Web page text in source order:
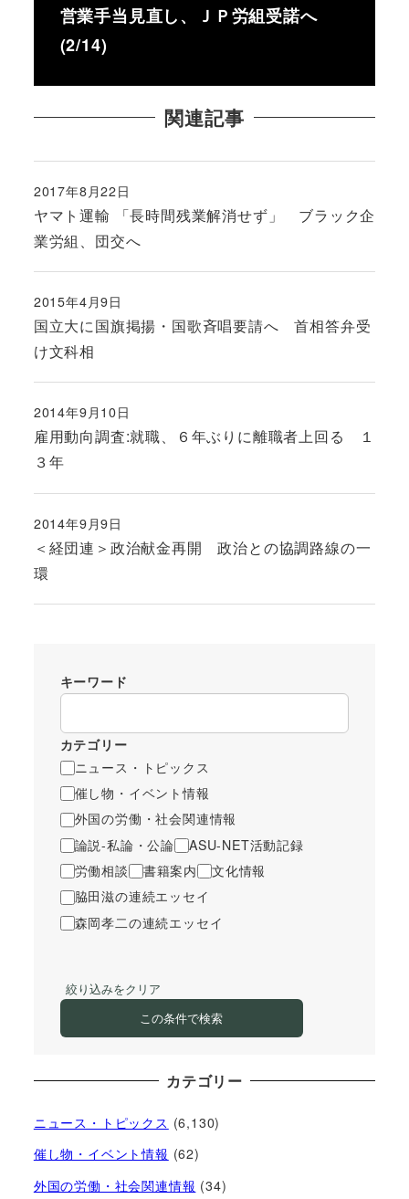
営業手当見直し、ＪＰ労組受諾へ
(2/14)
関連記事
ヤマト運輸 「長時間残業解消せず」 ブラック企
業労組、団交へ
投稿日
2017年8月22日
国立大に国旗掲揚・国歌斉唱要請へ 首相答弁受
け文科相
投稿日
2015年4月9日
雇用動向調査:就職、６年ぶりに離職者上回る １
３年
投稿日
2014年9月10日
＜経団連＞政治献金再開 政治との協調路線の一
環
投稿日
2014年9月9日
キーワード
カテゴリー
ニュース・トピックス
催し物・イベント情報
外国の労働・社会関連情報
論説-私論・公論
ASU-NET活動記録
労働相談
書籍案内
文化情報
脇田滋の連続エッセイ
森岡孝二の連続エッセイ
絞り込みをクリア
この条件で検索
カテゴリー
ニュース・トピックス (6,130)
催し物・イベント情報 (62)
外国の労働・社会関連情報 (34)